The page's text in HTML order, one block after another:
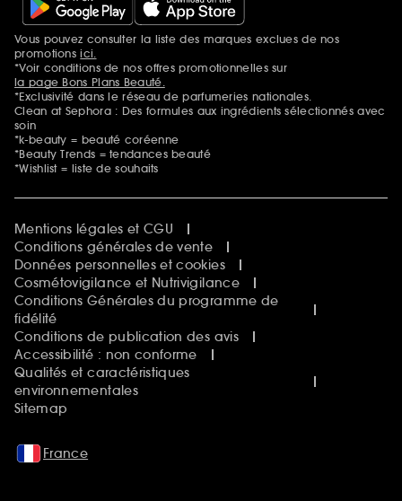
Mentions additionnelles
Vous pouvez consulter la liste des marques exclues de nos
promotionsici.
*Voir conditions de nos offres promotionnelles sur
la page Bons Plans Beauté.
*Exclusivité dans le réseau de parfumeries nationales.
Clean at Sephora : Des formules aux ingrédients sélectionnés avec
soin
*k-beauty = beauté coréenne
*Beauty Trends = tendances beauté
*Wishlist = liste de souhaits
Mentions légales et CGU
Conditions générales de vente
Données personnelles et cookies
Cosmétovigilance et Nutrivigilance
Conditions Générales du programme de
fidélité
Conditions de publication des avis
Accessibilité : non conforme
Qualités et caractéristiques
environnementales
Sitemap
France